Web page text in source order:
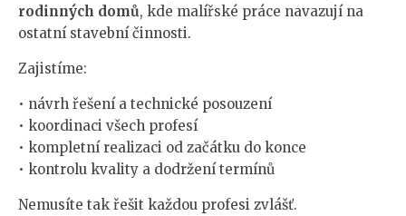
rodinných domů, kde malířské práce navazují na
ostatní stavební činnosti.
Zajistíme:
• návrh řešení a technické posouzení
• koordinaci všech profesí
• kompletní realizaci od začátku do konce
• kontrolu kvality a dodržení termínů
Nemusíte tak řešit každou profesi zvlášť.